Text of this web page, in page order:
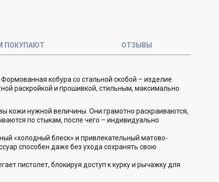
ПОКУПАЮТ ОТЗЫВЫ
кобура со стальной скобой – изделие
раскройкой и прошивкой, стильным, максимально
кожи нужной величины. Они грамотно раскраиваются,
по стыкам, после чего – индивидуально
«холодный блеск» и привлекательный матово-
способен даже без ухода сохранять свою
пистолет, блокируя доступ к курку и рычажку для